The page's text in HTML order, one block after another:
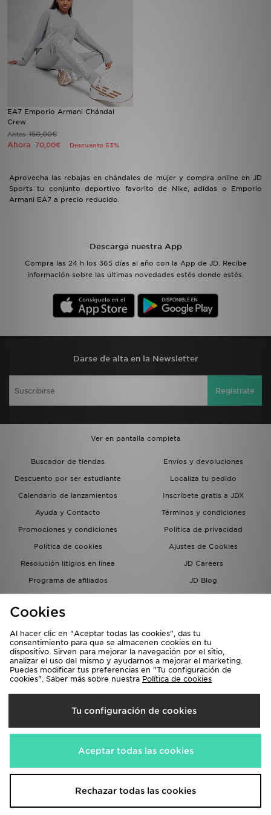
EA7 Emporio Armani Chándal
Crew
Antes150,00€
Ahora 70,00€ Descuento 53%
Aprovecha las rebajas en chándales de mujer y compra online en JD
Sports tu conjunto deportivo favorito de Nike, adidas o Emporio
Armani EA7 a precio reducido.
Descarga nuestra App
Compra las 24 h los 365 días al año con la App de JD. Recibe
información sobre las últimas novedades estés donde estés.
Darse de alta en la Newsletter
Regístrate
Ver en pantalla completa
Buscador de tiendas
Envíos y devoluciones
Descuento por ser estudiante
Localiza tu pedido
Calendario de lanzamientos
Inscríbete gratis a JDX
Ayuda y Contacto
Términos y condiciones
Promociones y condiciones
Política de privacidad
Política de cookies
Ajustes de Cookies
Resolución litigios en línea
JD Careers
Programa de afiliados
JD Blog
del grupo JD - Whistleblowing
Selecciona País
España
Aceptamos las siguientes formas de pago
Visita nuestra página corporativa enwww.jdplc.com
Cookies
Al hacer clic en "Aceptar todas las cookies", das tu
consentimiento para que se almacenen cookies en tu
dispositivo. Sirven para mejorar la navegación por el sitio,
analizar el uso del mismo y ayudarnos a mejorar el marketing.
Puedes modificar tus preferencias en "Tu configuración de
cookies". Saber más sobre nuestra Política de cookies
Tu configuración de cookies
Aceptar todas las cookies
Rechazar todas las cookies